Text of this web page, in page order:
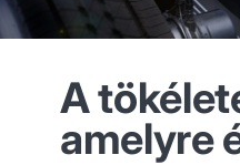
A
amelyre